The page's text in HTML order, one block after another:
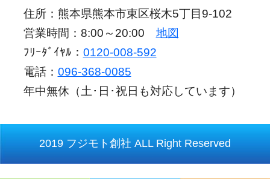
住所：熊本県熊本市東区桜木5丁目9-102
営業時間：8:00～20:00 地図
ﾌﾘｰﾀﾞｲﾔﾙ： 0120-008-592
電話： 096-368-0085
年中無休（土･日･祝日も対応しています）
2019 フジモト創社 ALL Right Reserved